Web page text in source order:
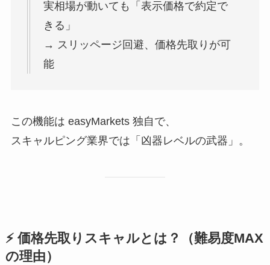
実相場が動いても「表示価格で約定で
きる」
→ スリッページ回避、価格先取りが可
能
この機能は easyMarkets 独自で、
スキャルピング業界では「凶器レベルの武器」。
⚡ 価格先取りスキャルとは？（難易度MAX
の理由）